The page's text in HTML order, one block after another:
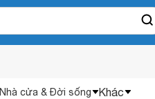
Nhà cửa & Đời sống Khác